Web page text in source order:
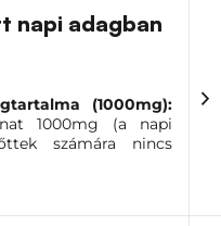
napi adagban
(1000mg):
1000mg (a napi
számára nincs